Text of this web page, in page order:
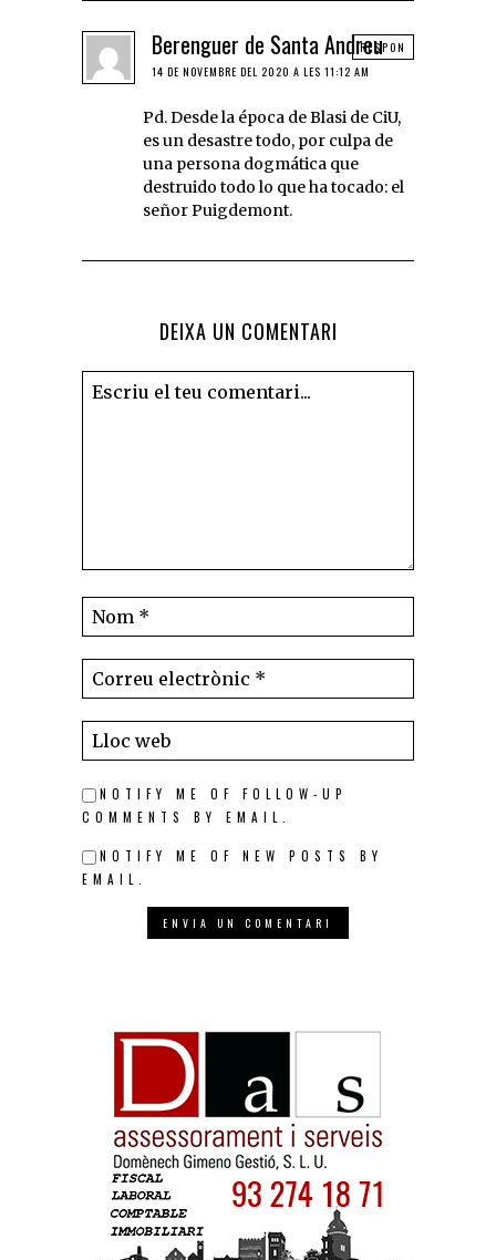
Berenguer de Santa Andreu
14 DE NOVEMBRE DEL 2020 A LES 11:12 AM
Pd. Desde la época de Blasi de CiU,
es un desastre todo, por culpa de
una persona dogmática que
destruido todo lo que ha tocado: el
señor Puigdemont.
RESPON
DEIXA UN COMENTARI
NOTIFY ME OF FOLLOW-UP
COMMENTS BY EMAIL.
NOTIFY ME OF NEW POSTS BY
EMAIL.